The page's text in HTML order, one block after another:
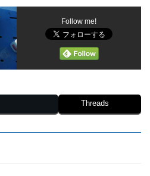
Follow me!
Threads